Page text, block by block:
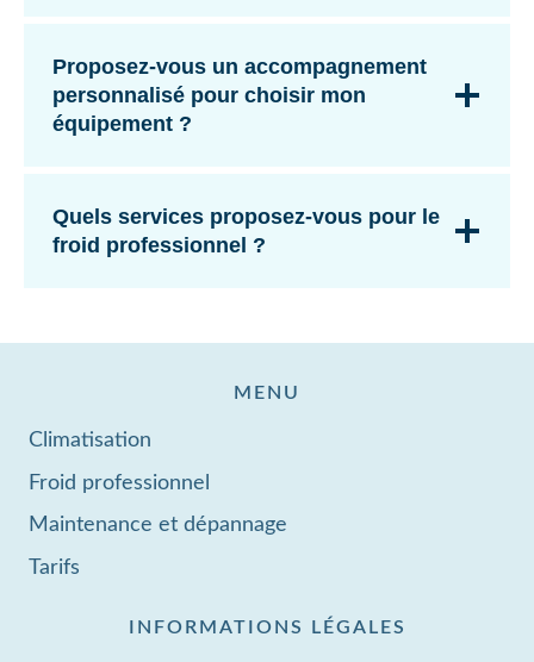
Proposez-vous un accompagnement
personnalisé pour choisir mon
équipement ?
Quels services proposez-vous pour le
froid professionnel ?
MENU
Climatisation
Froid professionnel
Maintenance et dépannage
Tarifs
INFORMATIONS LÉGALES